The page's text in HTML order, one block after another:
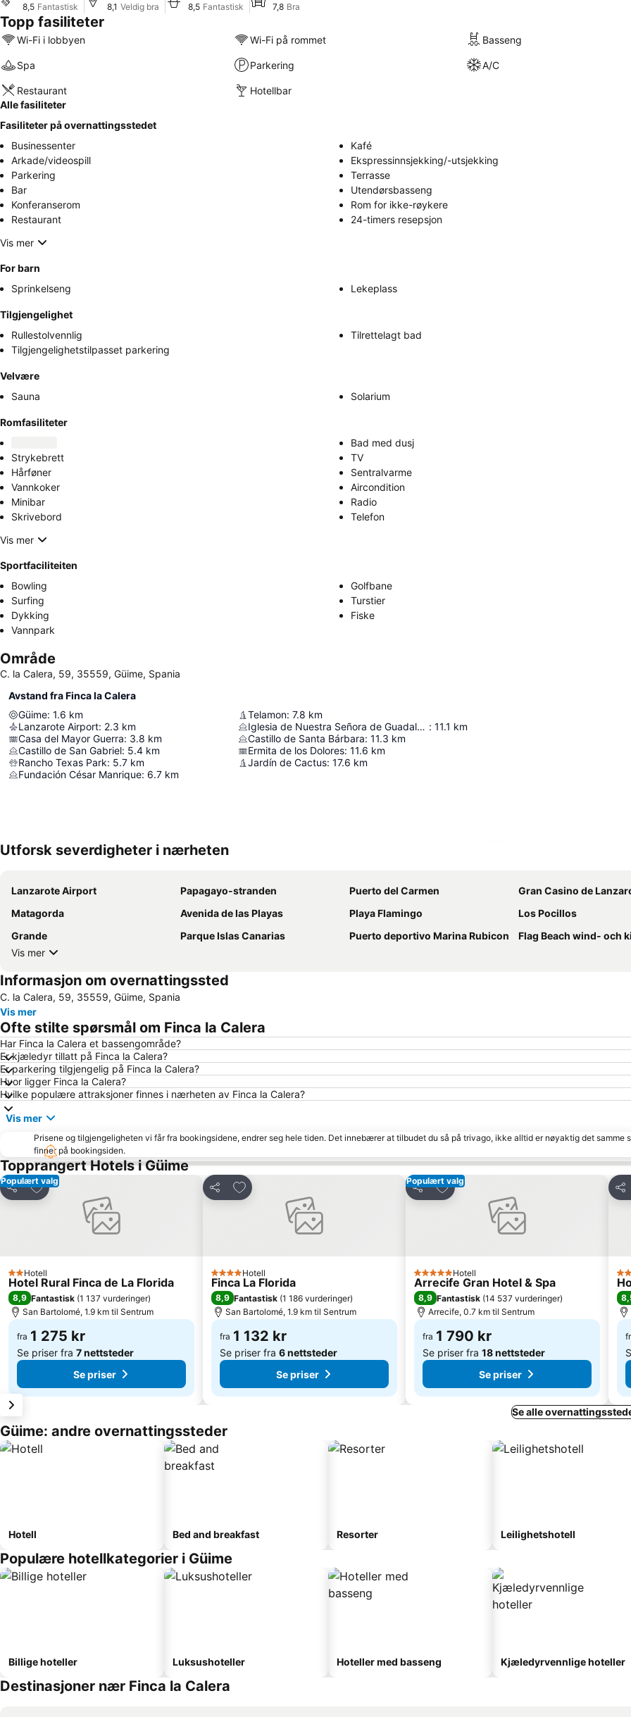
8,5 Fantastisk
8,1 Veldig bra
8,5 Fantastisk
7,8 Bra
Topp fasiliteter
Wi-Fi i lobbyen Wi-Fi på rommet Basseng
Spa Parkering A/C
Restaurant
Hotellbar
Alle fasiliteter
Fasiliteter på overnattingsstedet
Businessenter
Kafé
Arkade/videospill
Ekspressinnsjekking/-utsjekking
Parkering
Terrasse
Bar
Utendørsbasseng
Konferanserom
Rom for ikke-røykere
Restaurant
24-timers resepsjon
Vis mer
For barn
Sprinkelseng
Lekeplass
Tilgjengelighet
Rullestolvennlig
Tilrettelagt bad
Tilgjengelighetstilpasset parkering
Velvære
Sauna
Solarium
Romfasiliteter
Bad med dusj
Strykebrett
TV
Hårføner
Sentralvarme
Vannkoker
Aircondition
Minibar
Radio
Skrivebord
Telefon
Vis mer
Sportfaciliteiten
Bowling
Golfbane
Surfing
Turstier
Dykking
Fiske
Vannpark
Område
C. la Calera, 59, 35559, Güime, Spania
Avstand fra Finca la Calera
Güime: 1.6 km
Lanzarote Airport: 2.3 km
Casa del Mayor Guerra: 3.8 km
Castillo de San Gabriel: 5.4 km
Rancho Texas Park: 5.7 km
Fundación César Manrique: 6.7 km
Telamon: 7.8 km
Iglesia de Nuestra Señora de Guadalupe : 11.1 km
Castillo de Santa Bárbara: 11.3 km
Ermita de los Dolores: 11.6 km
Jardín de Cactus: 17.6 km
Utforsk severdigheter i nærheten
Lanzarote Airport Papagayo-stranden Puerto del Carmen
Gran Casino de
Matagorda
Avenida de las Playas Playa Flamingo
Los Pocillos
Grande
Parque Islas Canarias Puerto deportivo Marina Rubicon
Flag Beach wind- och
Vis mer
Informasjon om overnattingssted
C. la Calera, 59, 35559, Güime, Spania
Vis mer
Ofte stilte spørsmål om Finca la Calera
Har Finca la Calera et bassengområde?
Er kjæledyr tillatt på Finca la Calera?
Er parkering tilgjengelig på Finca la Calera?
Hvor ligger Finca la Calera?
Hvilke populære attraksjoner finnes i nærheten av Finca la Calera?
Vis mer
Prisene og tilgjengeligheten vi får fra bookingsidene, endrer seg hele tiden. Det innebærer at tilbudet du så på trivago, ikke alltid er nøyaktig det samme
finner på bookingsiden.
Topprangert Hotels i Güime
Populært valg
Del
Legg til i favoritter
2 Stjerner
Hotell
Hotel Rural Finca de La Florida
8,9 Fantastisk (1 137 vurderinger)
San Bartolomé, 1.9 km til Sentrum
fra 1 275 kr
Se priser fra 7 nettsteder
Se priser
Del
Legg til i favoritter
4 Stjerner
Hotell
Finca La Florida
8,9 Fantastisk (1 186 vurderinger)
San Bartolomé, 1.9 km til Sentrum
fra 1 132 kr
Se priser fra 6 nettsteder
Se priser
Populært valg
Del
Legg til i favoritter
5 StjernerHotell
Arrecife Gran Hotel & Spa
8,9 Fantastisk (14 537 vurderinger)
Arrecife, 0.7 km til Sentrum
fra 1 790 kr
Se priser fra 18 nettsteder
Se priser
Del
4
Se alle
Güime: andre overnattingssteder
Hotell Bed and breakfast Resorter Leilighetshotell
Populære hotellkategorier i Güime
Billige hoteller Luksushoteller Hoteller med basseng Kjæledyrvennlige hoteller
Destinasjoner nær Finca la Calera